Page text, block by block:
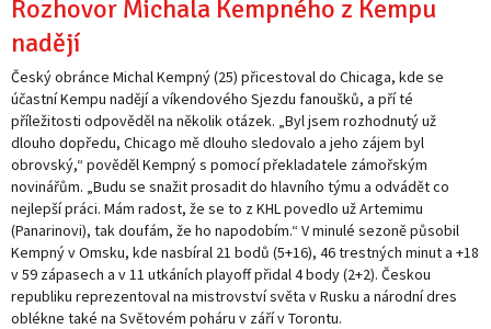
Rozhovor Michala Kempného z Kempu
nadějí
Český obránce Michal Kempný (25) přicestoval do Chicaga, kde se
účastní Kempu nadějí a víkendového Sjezdu fanoušků, a pří té
příležitosti odpověděl na několik otázek. „Byl jsem rozhodnutý už
dlouho dopředu, Chicago mě dlouho sledovalo a jeho zájem byl
obrovský,“ pověděl Kempný s pomocí překladatele zámořským
novinářům. „Budu se snažit prosadit do hlavního týmu a odvádět co
nejlepší práci. Mám radost, že se to z KHL povedlo už Artemimu
(Panarinovi), tak doufám, že ho napodobím.“ V minulé sezoně působil
Kempný v Omsku, kde nasbíral 21 bodů (5+16), 46 trestných minut a +18
v 59 zápasech a v 11 utkáních playoff přidal 4 body (2+2). Českou
republiku reprezentoval na mistrovství světa v Rusku a národní dres
oblékne také na Světovém poháru v září v Torontu.